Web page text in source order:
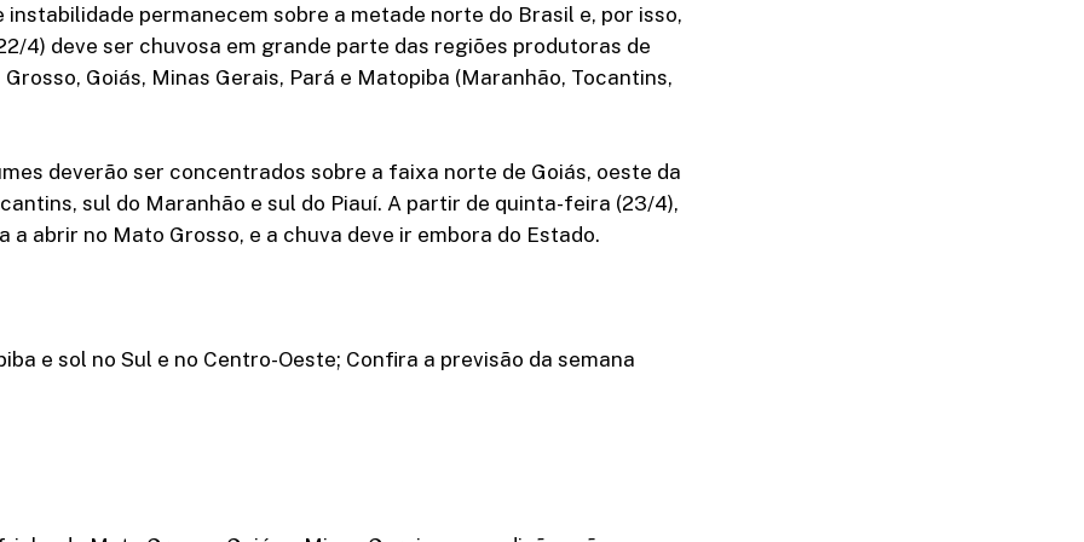
instabilidade permanecem sobre a metade norte do Brasil e, por isso,
4) deve ser chuvosa em grande parte das regiões produtoras de
Goiás, Minas Gerais, Pará e Matopiba (Maranhão, Tocantins,
deverão ser concentrados sobre a faixa norte de Goiás, oeste da
sul do Maranhão e sul do Piauí. A partir de quinta-feira (23/4),
a abrir no Mato Grosso, e a chuva deve ir embora do Estado.
e sol no Sul e no Centro-Oeste; Confira a previsão da semana